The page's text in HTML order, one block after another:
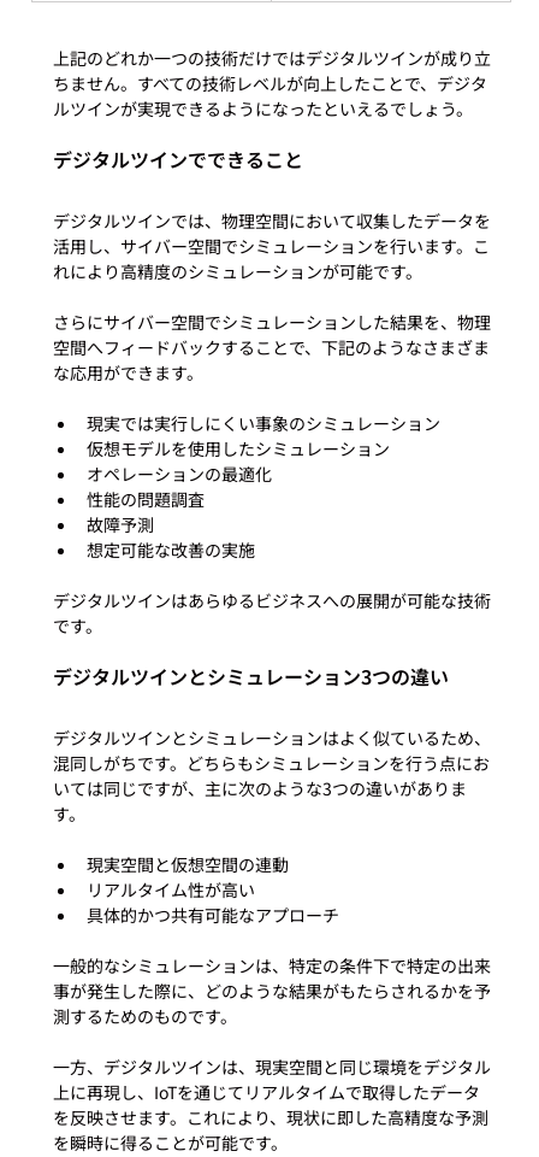
上記のどれか一つの技術だけではデジタルツインが成り立
ちません。すべての技術レベルが向上したことで、デジタ
デジタルツインでできること
デジタルツインでは、物理空間において収集したデータを
活用し、サイバー空間でシミュレーションを行います。こ
れにより高精度のシミュレーションが可能です。
さらにサイバー空間でシミュレーションした結果を、物理
空間へフィードバックすることで、下記のようなさまざま
現実では実行しにくい事象のシミュレーション
仮想モデルを使用したシミュレーション
オペレーションの最適化
性能の問題調査
故障予測
想定可能な改善の実施
デジタルツインはあらゆるビジネスへの展開が可能な技術
デジタルツインとシミュレーション3つの違い
デジタルツインとシミュレーションはよく似ているため、
混同しがちです。どちらもシミュレーションを行う点にお
いては同じですが、主に次のような3つの違いがありま
現実空間と仮想空間の連動
リアルタイム性が高い
具体的かつ共有可能なアプローチ
一般的なシミュレーションは、特定の条件下で特定の出来
事が発生した際に、どのような結果がもたらされるかを予
測するためのものです。
一方、デジタルツインは、現実空間と同じ環境をデジタル
上に再現し、IoTを通じてリアルタイムで取得したデータ
を反映させます。これにより、現状に即した高精度な予測
を瞬時に得ることが可能です。